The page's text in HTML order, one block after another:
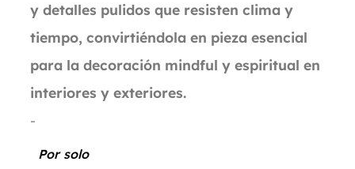
y detalles pulidos que resisten clima y
tiempo, convirtiéndola en pieza esencial
para la decoración mindful y espiritual en
interiores y exteriores.
-
Por solo